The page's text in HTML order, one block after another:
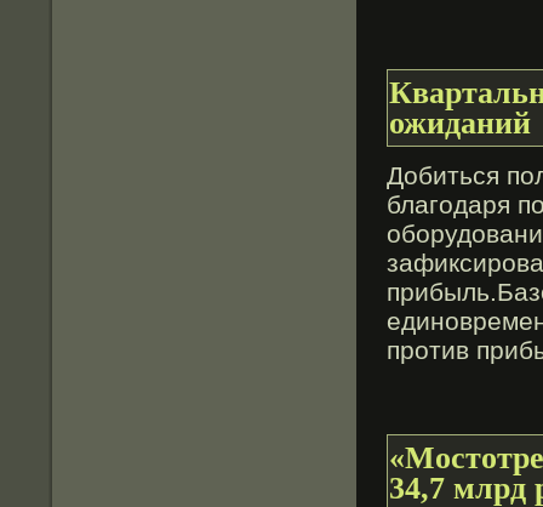
ожиданий
Добиться
благодаря
против
34,7 млрд